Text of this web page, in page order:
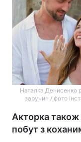
Наталка Денисенко
заручин / фото
Акторка також
побут з